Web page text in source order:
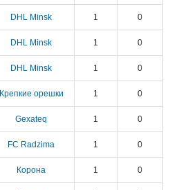
DHL Minsk 1 0
DHL Minsk 1 0
DHL Minsk 1 0
Крепкие орешки 1 0
Gexateq 1 0
FC Radzima 1 0
Корона 1 0